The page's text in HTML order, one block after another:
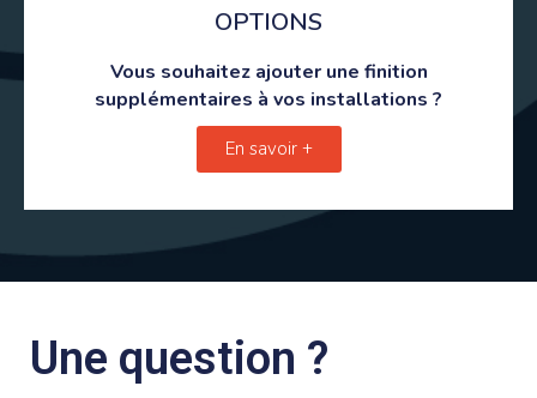
OPTIONS
Vous souhaitez ajouter une finition
supplémentaires à vos installations ?
En savoir +
Une question ?